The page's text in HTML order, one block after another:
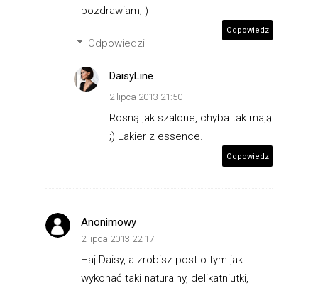
pozdrawiam;-)
Odpowiedz
Odpowiedzi
DaisyLine
2 lipca 2013 21:50
Rosną jak szalone, chyba tak mają
;) Lakier z essence.
Odpowiedz
Anonimowy
2 lipca 2013 22:17
Haj Daisy, a zrobisz post o tym jak
wykonać taki naturalny, delikatniutki,